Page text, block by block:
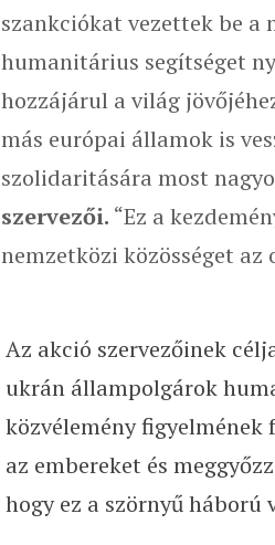
szankciókat vezettek be a
humanitárius segítséget
hozzájárul a világ
más európai államok is
szolidaritására most
szervezői. “Ez a
nemzetközi közösséget az
Az akció szervezőinek
ukrán állampolgárok
közvélemény figyelmének
az embereket és
hogy ez a szörnyű háború